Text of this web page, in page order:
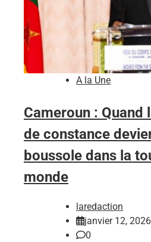
A la Une
Cameroun : Quand
de constance
boussole dans la
monde
laredaction
janvier 12, 2026
0